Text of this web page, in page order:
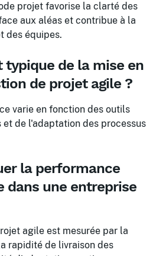
projet favorise la clarté des
aux aléas et contribue à la
des équipes.
typique de la mise en
de projet agile ?
varie en fonction des outils
de l'adaptation des processus
la performance
dans une entreprise
agile est mesurée par la
rapidité de livraison des